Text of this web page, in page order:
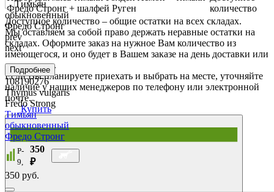
prev
next
Подробнее
108190276
Thymus vulgaris
Fredo Strong
Тимьян
обыкновенный
Фредо Стронг
P-
9,
350
₽
350 руб.
Фредо Стронг + шалфей Руген
количество
Доступное количество – общие остатки на всех складах.
Мы оставляем за собой право держать неравные остатки на
складах. Оформите заказ на нужное Вам количество из
имеющегося, и оно будет в Вашем заказе на день доставки или
самовывоза.
Если Вы планируете приехать и выбрать на месте, уточняйте
наличие у наших менеджеров по телефону или электронной
почте.
Купить